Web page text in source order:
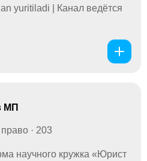
yuritiladi | Канал ведётся
МП
· 203
научного кружка «Юрист